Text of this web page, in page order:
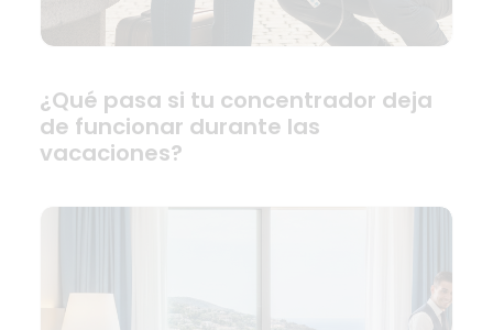
¿Qué pasa si tu concentrador deja
de funcionar durante las
vacaciones?